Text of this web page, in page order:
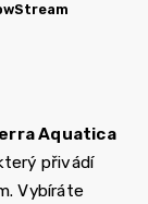
Aquatica
přivádí
Vybíráte